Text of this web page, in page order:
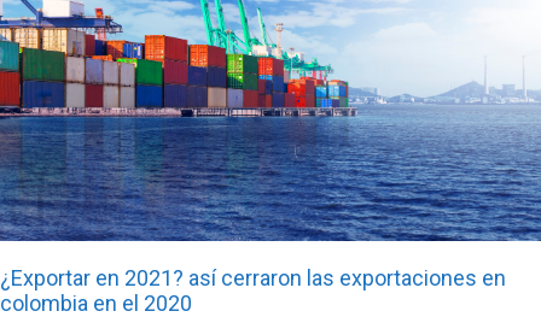
¿Exportar en 2021? así cerraron las exportaciones en
colombia en el 2020